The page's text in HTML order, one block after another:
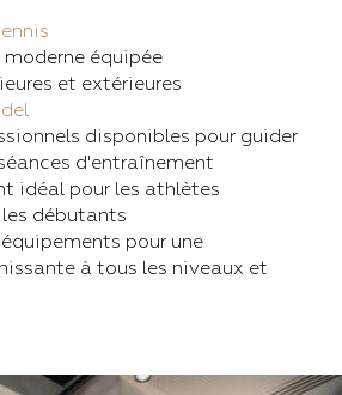
moderne équipée
et extérieures
disponibles pour guider
d'entraînement
idéal pour les athlètes
débutants
pour une
à tous les niveaux et